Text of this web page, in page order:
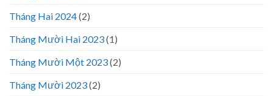
Tháng Hai 2024(2)
Tháng Mười Hai 2023(1)
Tháng Mười Một 2023(2)
Tháng Mười 2023(2)